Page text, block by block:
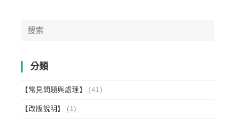
Search
分類
【常見問題與處理】 (41)
【改版說明】 (1)